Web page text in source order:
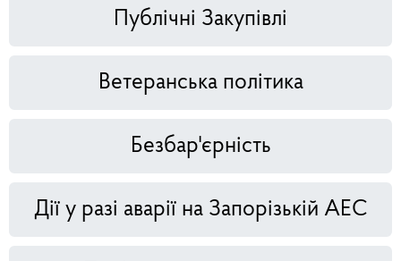
Публічні Закупівлі
Ветеранська політика
Безбар'єрність
Дії у разі аварії на Запорізькій АЕС